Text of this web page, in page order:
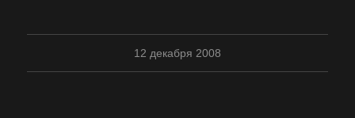
12 декабря 2008